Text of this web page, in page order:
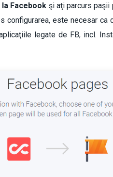
laFacebook şi aţi parcurs paşii
configurarea, este necesar
legate de FB, incl.